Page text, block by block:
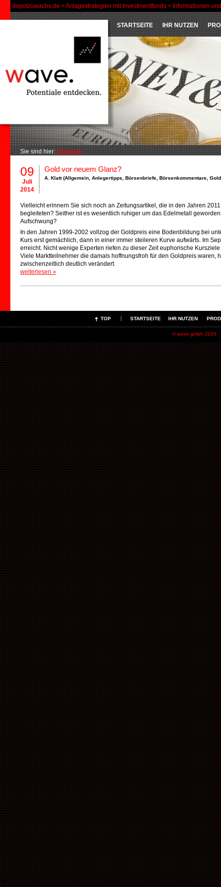
depotzuwachs.de + Anlagestrategien mit Investmentfonds + Informationen
STARTSEITE IHR NUTZEN
Sie sind hier: Startseite
09
Juli
2014
Gold vor neuem Glanz?
A. Klatt (Allgemein Anlegertipps Börsenbriefe Börsenkommentare
Vielleicht erinnern Sie sich noch an Zeitungsartikel, die in den Jahren
begleiteten? Seither ist es wesentlich ruhiger um das Edelmetall
Aufschwung?
In den Jahren 1999-2002 vollzog der Goldpreis eine Bodenbildung bei
Kurs erst gemächlich, dann in einer immer steileren Kurve aufwärts. Im
erreicht. Nicht wenige Experten riefen zu dieser Zeit euphorische
Viele Marktteilnehmer die damals hoffnungsfroh für den Goldpreis waren,
zwischenzeitlich deutlich verändert.
weiterlesen »
TOP STARTSEITE IHR NUTZEN
© wave gmbh 2026